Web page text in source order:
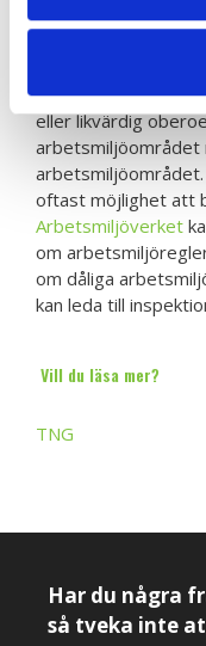
så kontakta ditt
Arbetsgivare kan
eller likvärdig
arbetsmiljöområdet
oftast möjlighet att
Arbetsmiljöverket
om
om dåliga
kan leda till
Vill du läsa mer?
TNG
Har du några
så tveka inte